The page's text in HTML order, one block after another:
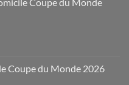
Coupe du Monde 2026